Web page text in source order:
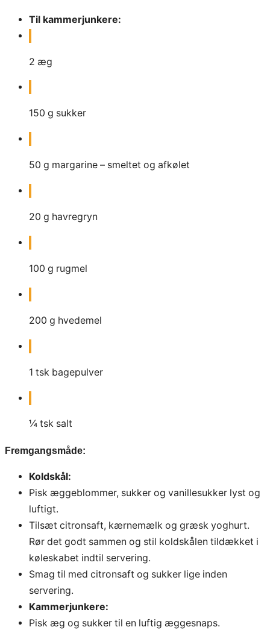
Til kammerjunkere:
2 æg
150 g sukker
50 g margarine – smeltet og afkølet
20 g havregryn
100 g rugmel
200 g hvedemel
1 tsk bagepulver
¼ tsk salt
Fremgangsmåde:
Koldskål:
Pisk æggeblommer, sukker og vanillesukker lyst og
luftigt.
Tilsæt citronsaft, kærnemælk og græsk yoghurt.
Rør det godt sammen og stil koldskålen tildækket i
køleskabet indtil servering.
Smag til med citronsaft og sukker lige inden
servering.
Kammerjunkere:
Pisk æg og sukker til en luftig æggesnaps.